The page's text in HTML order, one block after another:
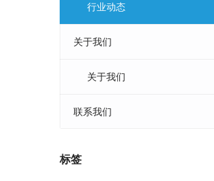
行业动态
关于我们
关于我们
联系我们
标签